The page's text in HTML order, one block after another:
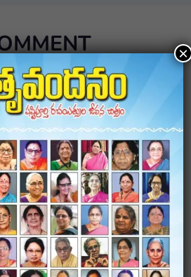
not be published.Required
×